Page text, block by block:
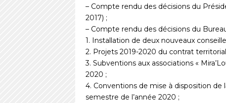
– Compte rendu des décisions du
2017) ;
– Compte rendu des décisions du
1. Installation de deux nouveaux
2. Projets 2019-2020 du contrat
3. Subventions aux associations «
2020 ;
4. Conventions de mise à disposition de
semestre de l’année 2020 ;